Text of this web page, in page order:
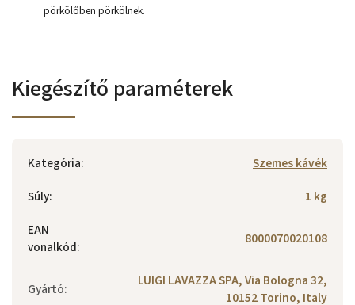
pörkölőben pörkölnek.
Kiegészítő paraméterek
Kategória:
Szemes kávék
Súly:
1 kg
EAN
vonalkód: 8000070020108
Gyártó:
LUIGI LAVAZZA SPA, Via Bologna 32,
10152 Torino, Italy